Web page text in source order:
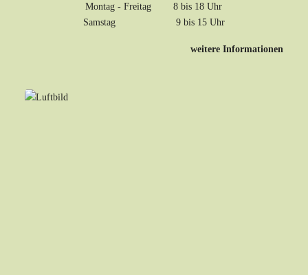
Montag - Freitag 8 bis 18 Uhr
Samstag 9 bis 15 Uhr
weitere Informationen